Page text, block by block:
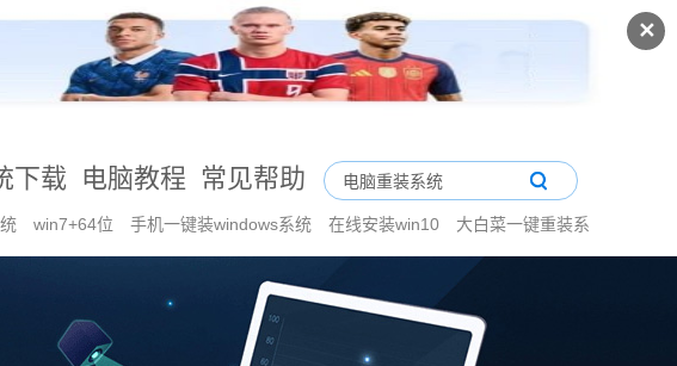
✕
下载 电脑教程 常见帮助
win7+64位 手机一键装windows系统 在线安装win10
大白菜一键重装系